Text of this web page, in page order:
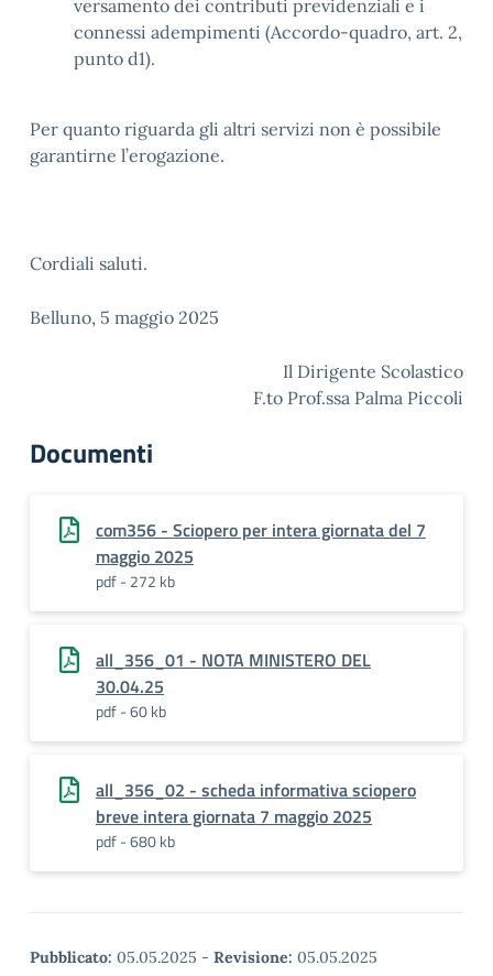
versamento dei contributi previdenziali e i
connessi adempimenti (Accordo-quadro, art. 2,
punto d1).
Per quanto riguarda gli altri servizi non è possibile
garantirne l’erogazione.
Cordiali saluti.
Belluno, 5 maggio 2025
Il Dirigente Scolastico
F.to Prof.ssa Palma Piccoli
Documenti
com356 - Sciopero per intera giornata del 7
maggio 2025
pdf - 272 kb
all_356_01 - NOTA MINISTERO DEL
30.04.25
pdf - 60 kb
all_356_02 - scheda informativa sciopero
breve intera giornata 7 maggio 2025
pdf - 680 kb
Pubblicato: 05.05.2025 - Revisione: 05.05.2025